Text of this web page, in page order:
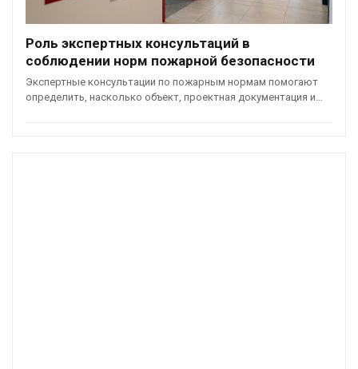
Роль экспертных консультаций в
соблюдении норм пожарной безопасности
Экспертные консультации по пожарным нормам помогают
определить, насколько объект, проектная документация и…